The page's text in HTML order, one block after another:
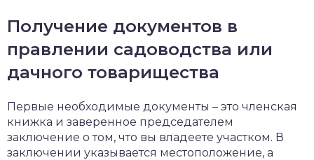
Получение документов в
правлении садоводства или
дачного товарищества
Первые необходимые документы – это членская
книжка и заверенное председателем
заключение о том, что вы владеете участком. В
заключении указывается местоположение, а